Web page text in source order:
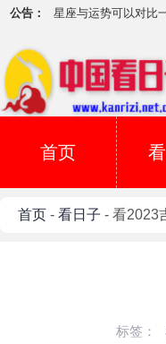
公告： 星座与运势可以对比
吉日用事当天下雪怎
5月5日吉吗？
2017-
犯煞日不可开庚 切记
安祖坟用丁已日吉吗
如何看葬山的日子？
吉日用事当天下雪怎
首页
首页 - 看日子 - 看2023
标签：